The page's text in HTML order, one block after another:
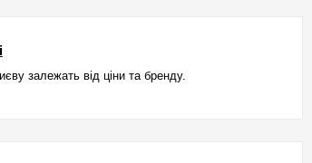
залежать від ціни та бренду.